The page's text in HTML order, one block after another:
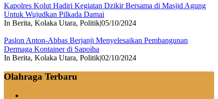
Kapolres Kolut Hadiri Kegiatan Dzikir Bersama di Masjid Agung
Untuk Wujudkan Pilkada Damai
In Berita, Kolaka Utara, Politik|05/10/2024
Paslon Anton-Abbas Berjanji Menyelesaikan Pembangunan
Dermaga Kontainer di Sapoiha
In Berita, Kolaka Utara, Politik|02/10/2024
Olahraga Terbaru